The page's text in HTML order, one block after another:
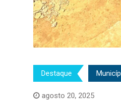
Destaque
agosto 20, 2025